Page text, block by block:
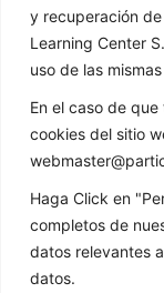
y recuperación
Learning Center
uso de las
En el caso de
cookies del sitio
Haga Click en
completos de
datos relevantes
datos.